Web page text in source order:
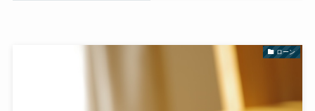
ローン